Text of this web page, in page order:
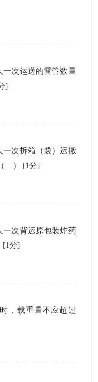
一次运送的雷管数量
]
一次拆箱（袋）运搬
） [1分]
一次背运原包装炸药
[1分]
，载重量不应超过